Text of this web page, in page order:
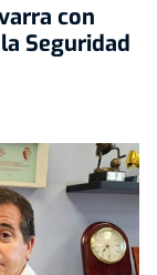
con
Seguridad